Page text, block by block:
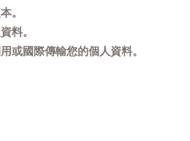
。
料。
或國際傳輸您的個人資料。